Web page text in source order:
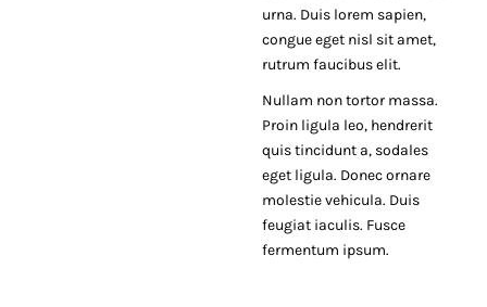
urna. Duis lorem sapien,
congue eget nisl sit amet,
rutrum faucibus elit.
Nullam non tortor massa.
Proin ligula leo, hendrerit
quis tincidunt a, sodales
eget ligula. Donec ornare
molestie vehicula. Duis
feugiat iaculis. Fusce
fermentum ipsum.